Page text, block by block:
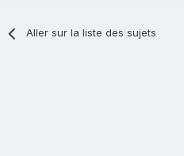
Aller sur la liste des sujets